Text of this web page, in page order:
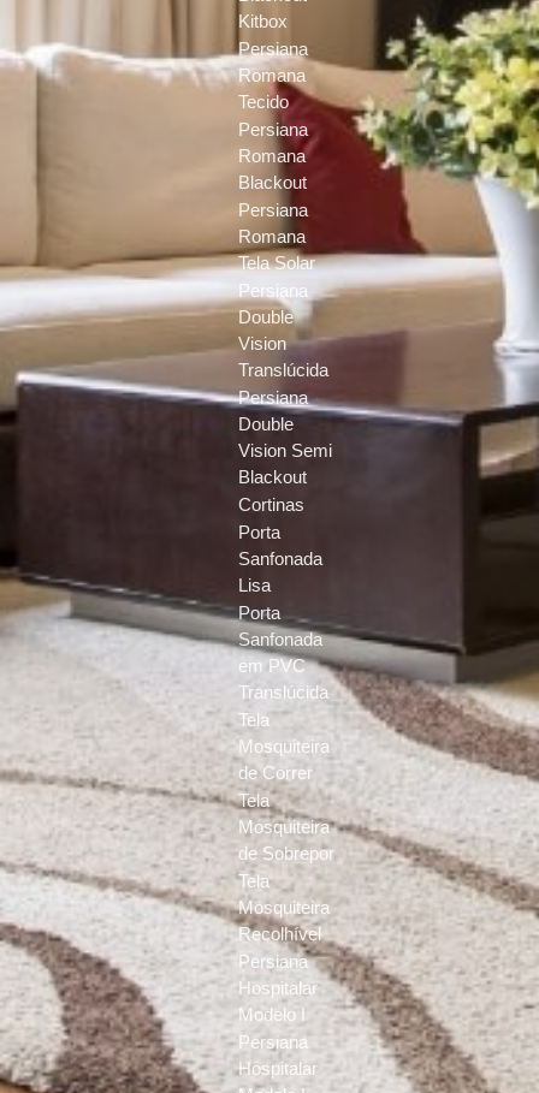
Kitbox
Persiana
Romana
Tecido
Persiana
Romana
Blackout
Persiana
Romana
Tela Solar
Persiana
Double
Vision
Translúcida
Persiana
Double
Vision Semi
Blackout
Cortinas
Porta
Sanfonada
Lisa
Porta
Sanfonada
em PVC
Translúcida
Tela
Mosquiteira
de Correr
Tela
Mosquiteira
de Sobrepor
Tela
Mosquiteira
Recolhível
Persiana
Hospitalar
Modelo I
Persiana
Hospitalar